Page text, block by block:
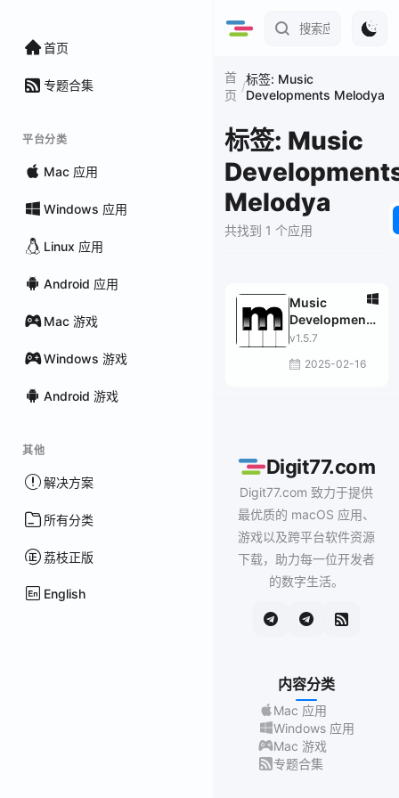
首页
专题合集
平台分类
Mac 应用
Windows 应用
Linux 应用
Android 应用
Mac 游戏
Windows 游戏
Android 游戏
其他
解决方案
所有分类
荔枝正版
English
首
页
/标签: Music
Developments Melodya
标签: Music
Melodya
共找到 1 个应用
Music
Developments
Melodya
v1.5.7
2025-02-16
Digit77.com
Digit77.com 致力于提供
最优质的 macOS 应用、
游戏以及跨平台软件资源
下载，助力每一位开发者
的数字生活。
内容分类
Mac 应用
Windows 应用
Mac 游戏
专题合集